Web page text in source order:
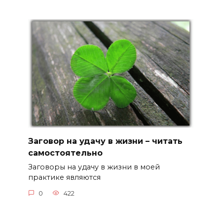
Заговор на удачу в жизни – читать
самостоятельно
Заговоры на удачу в жизни в моей
практике являются
0 422